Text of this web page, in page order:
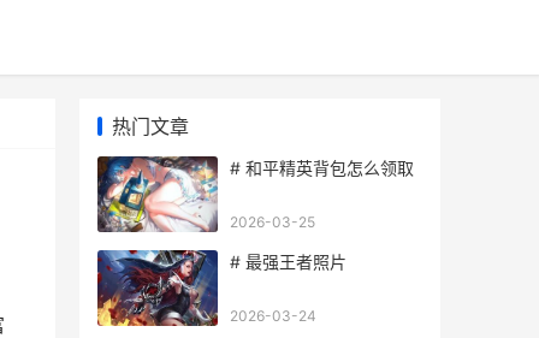
热门文章
# 和平精英背包怎么领取
2026-03-25
# 最强王者照片
2026-03-24